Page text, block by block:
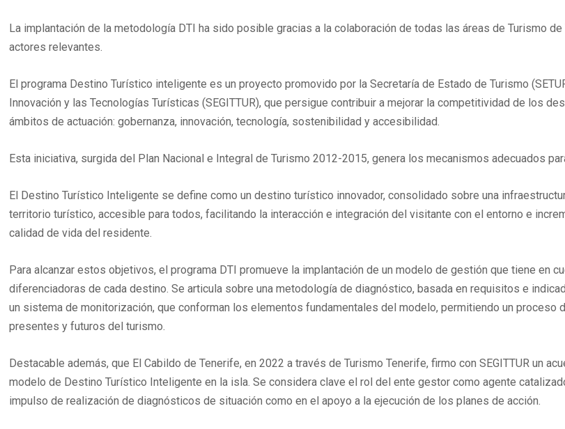
La implantación de la metodología DTI ha sido posible gracias a la colaboración de todas las áreas de Turismo
actores relevantes.
El programa Destino Turístico inteligente es un proyecto promovido por la Secretaría de Estado de Turismo
Innovación y las Tecnologías Turísticas (SEGITTUR), que persigue contribuir a mejorar la competitividad de los
ámbitos de actuación: gobernanza, innovación, tecnología, sostenibilidad y accesibilidad.
Esta iniciativa, surgida del Plan Nacional e Integral de Turismo 2012-2015, genera los mecanismos adecuados
El Destino Turístico Inteligente se define como un destino turístico innovador, consolidado sobre una
territorio turístico, accesible para todos, facilitando la interacción e integración del visitante con el entorno e
calidad de vida del residente.
Para alcanzar estos objetivos, el programa DTI promueve la implantación de un modelo de gestión que tiene en
diferenciadoras de cada destino. Se articula sobre una metodología de diagnóstico, basada en requisitos e
un sistema de monitorización, que conforman los elementos fundamentales del modelo, permitiendo un
presentes y futuros del turismo.
Destacable además, que El Cabildo de Tenerife, en 2022 a través de Turismo Tenerife, firmo con SEGITTUR un
modelo de Destino Turístico Inteligente en la isla. Se considera clave el rol del ente gestor como agente
impulso de realización de diagnósticos de situación como en el apoyo a la ejecución de los planes de acción.